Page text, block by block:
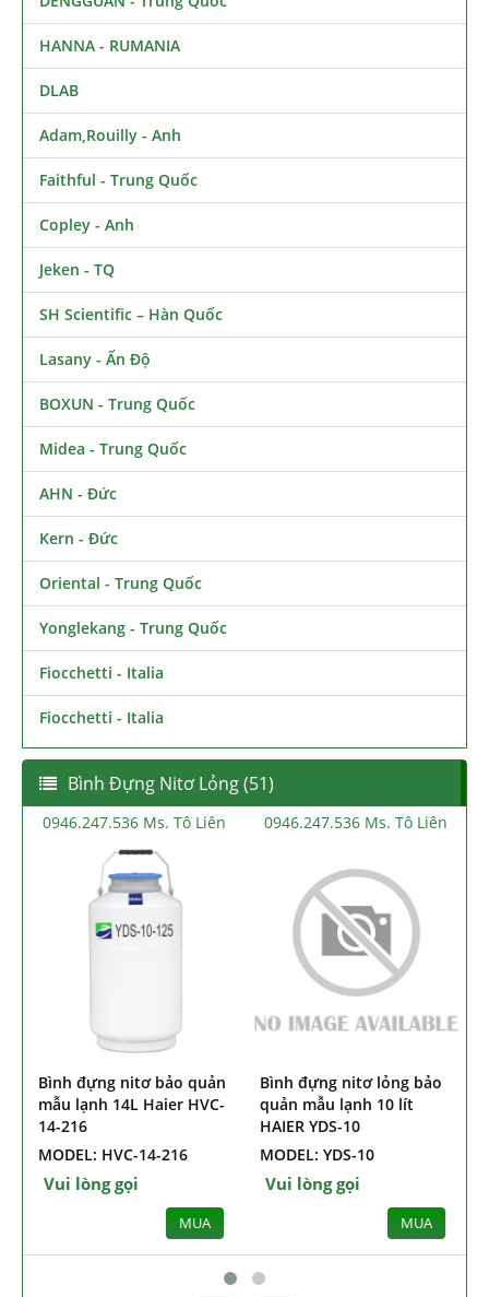
HANNA - RUMANIA
DLAB
Adam,Rouilly - Anh
Faithful - Trung Quốc
Copley - Anh
Jeken - TQ
SH Scientific – Hàn Quốc
Lasany - Ấn Độ
BOXUN - Trung Quốc
Midea - Trung Quốc
AHN - Đức
Kern - Đức
Oriental - Trung Quốc
Yonglekang - Trung Quốc
Fiocchetti - Italia
Fiocchetti - Italia
Bình Đựng Nitơ Lỏng (51)
0946.247.536 Ms. Tô Liên
Bình đựng nitơ lỏng bảo
quản mẫu lạnh 10 lít
HAIER YDS-10
MODEL: YDS-10
Vui lòng gọi
MUA
0946.247.536 Ms. Tô Liên
Bình đựng nitơ lỏng bảo
quản mẫu lạnh 10 lít
HAIER YDS-10-125
MODEL: YDS-10-125
Vui lòng gọi
MUA